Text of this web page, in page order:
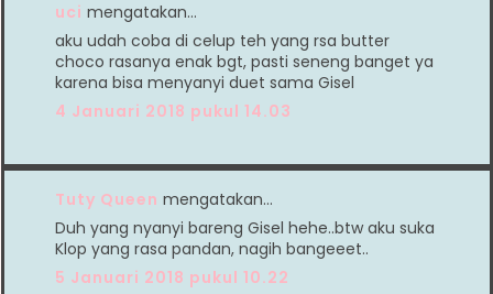
uci mengatakan…
aku udah coba di celup teh yang rsa butter
choco rasanya enak bgt, pasti seneng banget ya
karena bisa menyanyi duet sama Gisel
4 Januari 2018 pukul 14.03
Tuty Queen mengatakan…
Duh yang nyanyi bareng Gisel hehe..btw aku suka
Klop yang rasa pandan, nagih bangeeet..
5 Januari 2018 pukul 10.22